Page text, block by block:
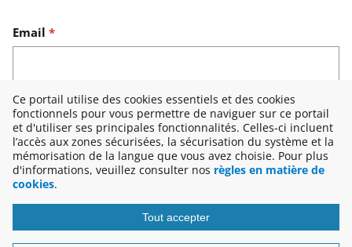
Ce portail utilise des cookies essentiels et des cookies
fonctionnels pour vous permettre de naviguer sur ce portail
et d'utiliser ses principales fonctionnalités. Celles-ci incluent
l’accès aux zones sécurisées, la sécurisation du système et la
mémorisation de la langue que vous avez choisie. Pour plus
d'informations, veuillez consulter nos règles en matière de
cookies.
Tout accepter
Réinitialiser le mot de passe avec votre email
Email *
Continuer
Retour à connexion
Copyright © 2026